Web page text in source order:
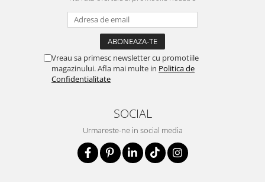
Vreau sa primesc newsletter cu promotiile
magazinului. Afla mai multe in Politica de
Confidentialitate
SOCIAL
Urmareste-ne in social media